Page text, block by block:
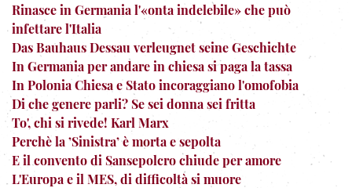
Rinasce in Germania l'«onta indelebile» che può
infettare l'Italia
Das Bauhaus Dessau verleugnet seine Geschichte
In Germania per andare in chiesa si paga la tassa
In Polonia Chiesa e Stato incoraggiano l'omofobia
Di che genere parli? Se sei donna sei fritta
To', chi si rivede! Karl Marx
Perchè la ’Sinistra’ è morta e sepolta
E il convento di Sansepolcro chiude per amore
L'Europa e il MES, di difficoltà si muore